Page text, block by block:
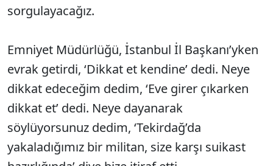
sorgulayacağız.
Emniyet Müdürlüğü, İstanbul İl Başkanı’yken
evrak getirdi, ‘Dikkat et kendine’ dedi. Neye
dikkat edeceğim dedim, ‘Eve girer çıkarken
dikkat et’ dedi. Neye dayanarak
söylüyorsunuz dedim, ‘Tekirdağ’da
yakaladığımız bir militan, size karşı suikast